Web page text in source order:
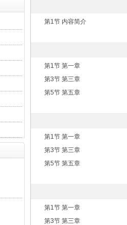
第1节 内容简介
第1节 第一章
第3节 第三章
第5节 第五章
第1节 第一章
第3节 第三章
第5节 第五章
第1节 第一章
第3节 第三章